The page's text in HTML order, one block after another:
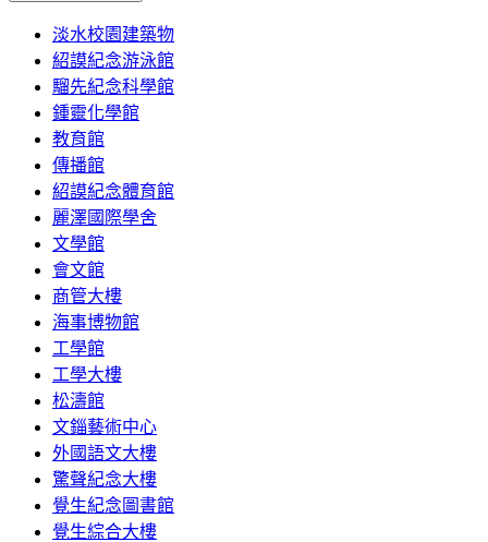
淡水校園建築物
紹謨紀念游泳館
騮先紀念科學館
鍾靈化學館
教育館
傳播館
紹謨紀念體育館
麗澤國際學舍
文學館
會文館
商管大樓
海事博物館
工學館
工學大樓
松濤館
文錙藝術中心
外國語文大樓
驚聲紀念大樓
覺生紀念圖書館
覺生綜合大樓